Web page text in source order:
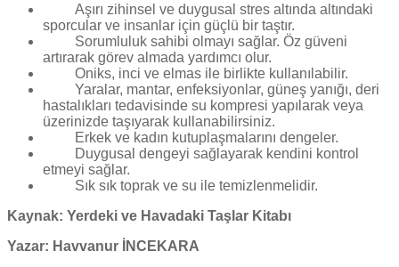
Aşırı zihinsel ve duygusal stres altında altındaki
sporcular ve insanlar için güçlü bir taştır.
Sorumluluk sahibi olmayı sağlar. Öz güveni
artırarak görev almada yardımcı olur.
Oniks, inci ve elmas ile birlikte kullanılabilir.
Yaralar, mantar, enfeksiyonlar, güneş yanığı, deri
hastalıkları tedavisinde su kompresi yapılarak veya
üzerinizde taşıyarak kullanabilirsiniz.
Erkek ve kadın kutuplaşmalarını dengeler.
Duygusal dengeyi sağlayarak kendini kontrol
etmeyi sağlar.
Sık sık toprak ve su ile temizlenmelidir.
Kaynak: Yerdeki ve Havadaki Taşlar Kitabı
Yazar: Havvanur İNCEKARA